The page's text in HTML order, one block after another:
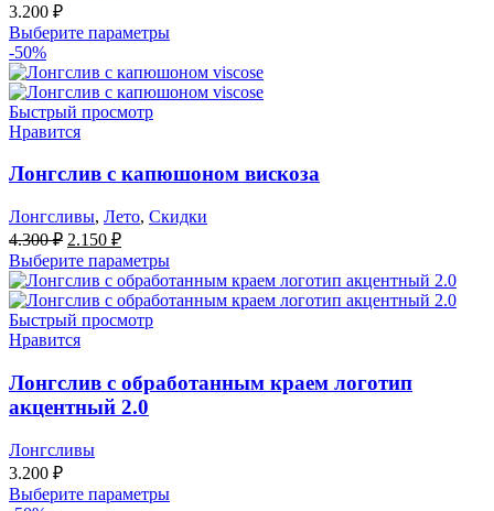
3.200 ₽
Выберите параметры
-50%
Быстрый просмотр
Нравится
Лонгслив с капюшоном вискоза
Лонгсливы, Лето, Скидки
4.300₽ Первоначальная
цена
составляла
4.300 ₽.
2.150 ₽Текущая
цена:
2.150 ₽.
Выберите параметры
Быстрый просмотр
Нравится
Лонгслив с обработанным краем логотип
акцентный 2.0
Лонгсливы
3.200 ₽
Выберите параметры